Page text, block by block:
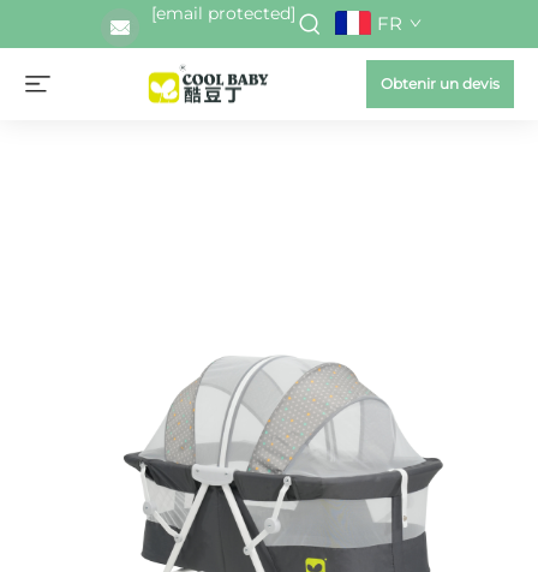
[email protected] FR
Obtenir un devis